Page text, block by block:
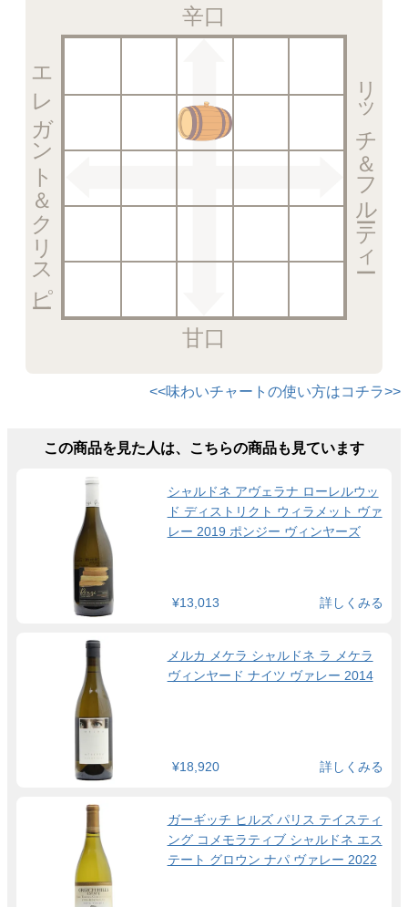
辛口
リッチ＆フルーティー
甘口
エレガント＆クリスピー
<<味わいチャートの使い方はコチラ>>
この商品を見た人は、こちらの商品も見ています
シャルドネ アヴェラナ ローレルウッ
ド ディストリクト ウィラメット ヴァ
レー 2019 ポンジー ヴィンヤーズ
¥13,013 詳しくみる
メルカ メケラ シャルドネ ラ メケラ
ヴィンヤード ナイツ ヴァレー 2014
¥18,920 詳しくみる
ガーギッチ ヒルズ パリス テイスティ
ング コメモラティブ シャルドネ エス
テート グロウン ナパ ヴァレー 2022